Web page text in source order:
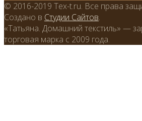
© 2016-2019 Tex-t.ru. Все права
Создано в Студии Сайтов.
«Татьяна. Домашний текстиль» —
торговая марка с 2009 года.